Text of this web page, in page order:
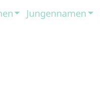
Jungennamen